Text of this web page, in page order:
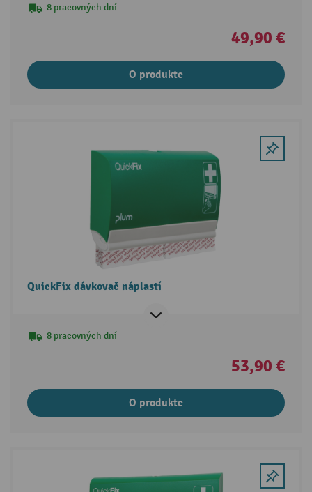
8 pracovných dní
49,90 €
O produkte
QuickFix dávkovač náplastí
8 pracovných dní
53,90 €
O produkte